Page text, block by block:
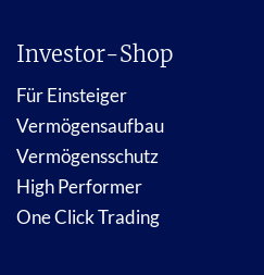
Investor-Shop
Für Einsteiger
Vermögensaufbau
Vermögensschutz
High Performer
One Click Trading